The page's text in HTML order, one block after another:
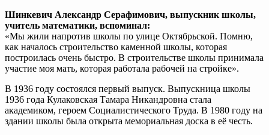
Шинкевич Александр Серафимович, выпускник школы,
учитель математики, вспоминал:
«Мы жили напротив школы по улице Октябрьской. Помню,
как началось строительство каменной школы, которая
построилась очень быстро. В строительстве школы принимала
участие моя мать, которая работала рабочей на стройке».
В 1936 году состоялся первый выпуск. Выпускница школы
1936 года Кулаковская Тамара Никандровна стала
академиком, героем Социалистического Труда. В 1980 году на
здании школы была открыта мемориальная доска в её честь.